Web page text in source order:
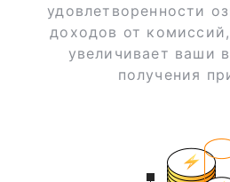
удовлетворенности
доходов от
увеличивает ваши
получения